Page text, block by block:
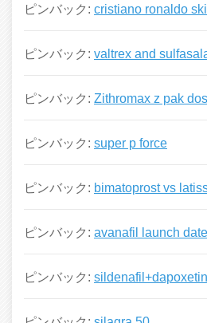
ピンバック: cristiano ronaldo
ピンバック: valtrex and
ピンバック: Zithromax z pak
ピンバック: super p force
ピンバック: bimatoprost vs
ピンバック: avanafil launch date
ピンバック: